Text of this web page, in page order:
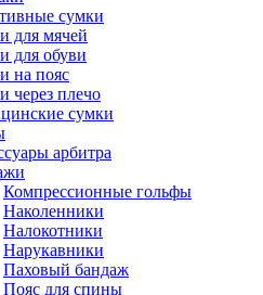
сумки
для мячей
для обуви
на пояс
через плечо
сумки
арбитра
Компрессионные гольфы
Наколенники
Налокотники
Нарукавники
Паховый бандаж
Пояс для спины